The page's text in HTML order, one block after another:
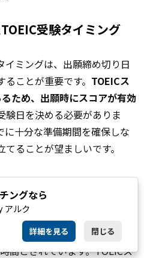
受験タイミング
イミングは、出願締め切り日
ことが重要です。 TOEICス
ため、出願時にスコアが有効
験日を決める必要がありま
に十分な準備期間を確保しな
ることが望ましいです。
ックスフォード大学出版局
発表している記事（出典
後から750点を目指すのに必
間とされています。TOEICス
ングなら
アルク
詳細を見る 閉じる